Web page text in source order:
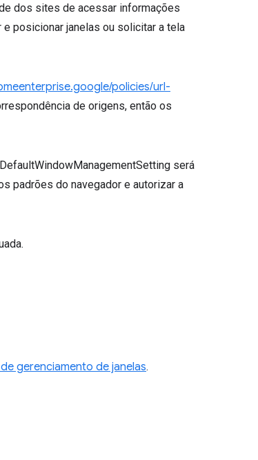
dos sites de acessar informações
posicionar janelas ou solicitar a tela
policies/url-
de origens, então os
será
padrões do navegador e autorizar a
gerenciamento de janelas.